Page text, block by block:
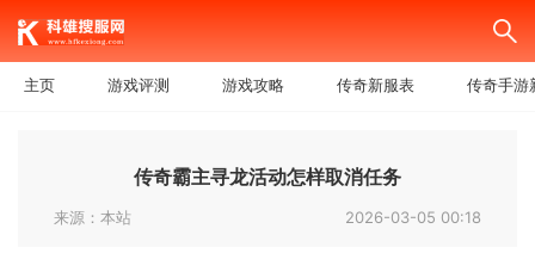
主页 游戏评测 游戏攻略 传奇新服表 传奇手游
传奇霸主寻龙活动怎样取消任务
来源：本站 2026-03-05 00:18